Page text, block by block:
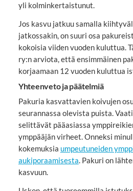
yli kolminkertaistunut.
Jos kasvu jatkuu samalla
jatkossakin, on suuri osa
kokoisia viiden vuoden kuluttua.
ry:n arviota, että ensimmäinen
korjaamaan 12 vuoden kuluttua
Yhteenveto ja päätelmiä
Pakuria kasvattavien koivujen
seurannassa olevista puista.
selittävät pääasiassa
ymppääjän virheet. Onneksi
kokemuksia umpeutuneiden
aukiporaamisesta. Pakuri on
kasvuun.